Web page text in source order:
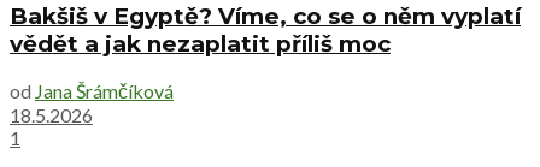
Bakšiš v Egyptě? Víme, co se o něm vyplatí
vědět a jak nezaplatit příliš moc
od Jana Šrámčíková
18.5.2026
1